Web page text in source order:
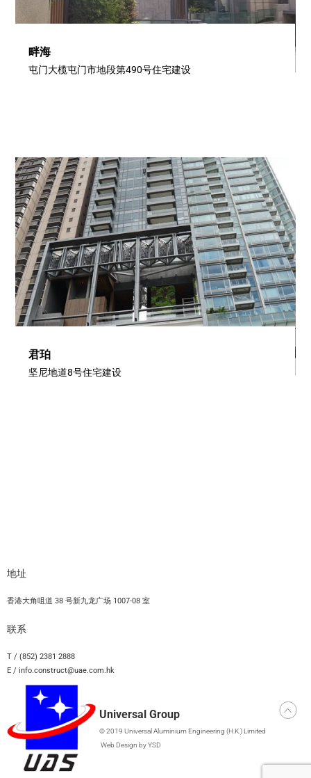
畔海
屯门大榄屯门市地段第490号住宅建设
君珀
坚尼地道8号住宅建设
Universal Group
© 2019 Universal Aluminium Engineering (H.K.) Limited
Web Design by YSD
地址
香港大角咀道 38 号新九龙广场 1007-08 室
联系
T / (852) 2381 2888
E / info.construct@uae.com.hk